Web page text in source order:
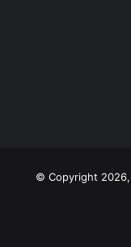
© Copyright